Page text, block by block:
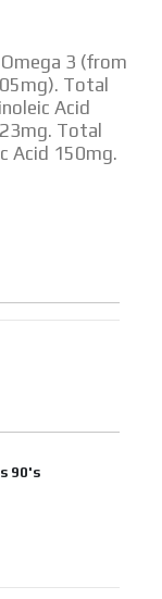
3 (from
Total
Acid
Total
Acid 150mg.
90's